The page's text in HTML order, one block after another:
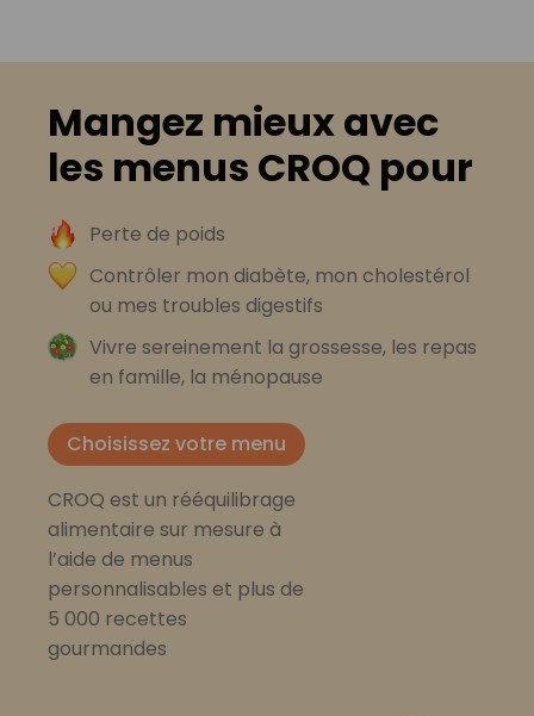
Mangez mieux avec
les menus CROQ pour
Perte de poids
Contrôler mon diabète, mon cholestérol
ou mes troubles digestifs
Vivre sereinement la grossesse, les repas
en famille, la ménopause
Choisissez votre menu
CROQ est un rééquilibrage
alimentaire sur mesure à
l’aide de menus
personnalisables et plus de
5 000 recettes
gourmandes